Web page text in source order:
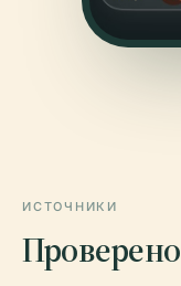
ИСТОЧНИКИ
Проверено